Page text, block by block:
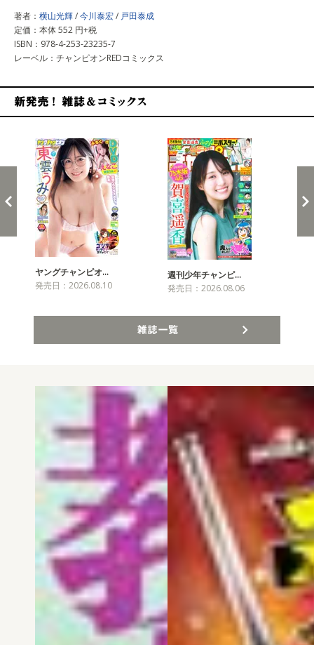
著者： 横山光輝/今川泰宏/ 戸田泰成
定価：本体 552 円+税
ISBN：978-4-253-23235-7
レーベル：チャンピオンREDコミックス
ヤングチャンピオ…
発売日：2026.08.10
週刊少年チャンピ…
発売日：2026.08.06